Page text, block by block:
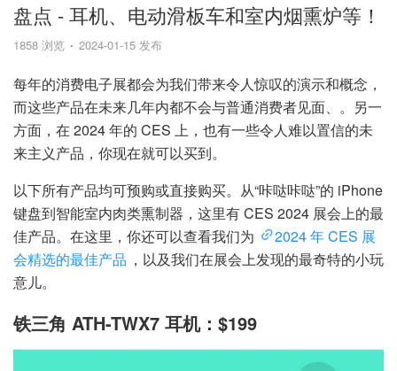
盘点 - 耳机、电动滑板车和室内烟熏炉等！
1858 浏览 2024-01-15 发布
每年的消费电子展都会为我们带来令人惊叹的演示和概念，
而这些产品在未来几年内都不会与普通消费者见面、。另一
方面，在 2024 年的 CES 上，也有一些令人难以置信的未
来主义产品，你现在就可以买到。
以下所有产品均可预购或直接购买。从“咔哒咔哒”的 iPhone
键盘到智能室内肉类熏制器，这里有 CES 2024 展会上的最
佳产品。在这里，你还可以查看我们为
2024 年 CES 展
会精选的最佳产品 ，以及我们在展会上发现的最奇特的小玩
意儿。
铁三角 ATH-TWX7 耳机：$199